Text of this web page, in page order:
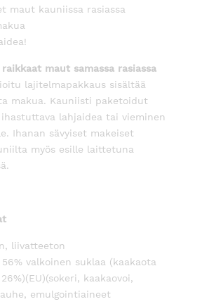
maut kauniissa rasiassa
maut samassa rasiassa
lajitelmapakkaus sisältää
makua. Kauniisti paketoidut
lahjaidea tai vieminen
Ihanan sävyiset makeiset
myös esille laittetuna
liivatteeton
valkoinen suklaa (kaakaota
kaakaovoi,
emulgointiaineet